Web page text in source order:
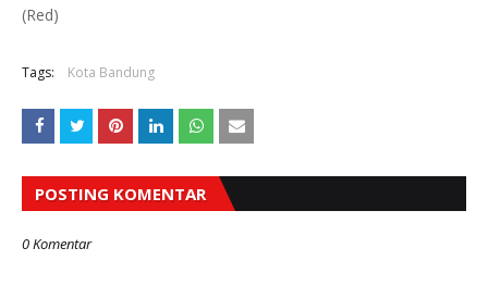
(Red)
Tags: Kota Bandung
POSTING KOMENTAR
0 Komentar